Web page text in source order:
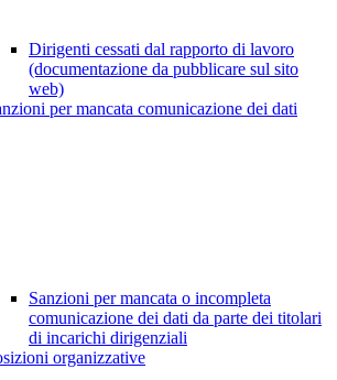
Dirigenti cessati dal rapporto di lavoro
(documentazione da pubblicare sul sito
web)
per mancata comunicazione dei dati
Sanzioni per mancata o incompleta
comunicazione dei dati da parte dei titolari
di incarichi dirigenziali
organizzative